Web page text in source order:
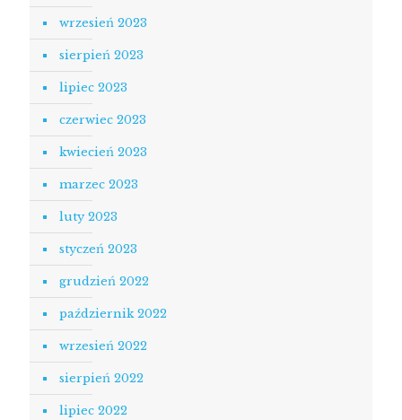
wrzesień 2023
sierpień 2023
lipiec 2023
czerwiec 2023
kwiecień 2023
marzec 2023
luty 2023
styczeń 2023
grudzień 2022
październik 2022
wrzesień 2022
sierpień 2022
lipiec 2022